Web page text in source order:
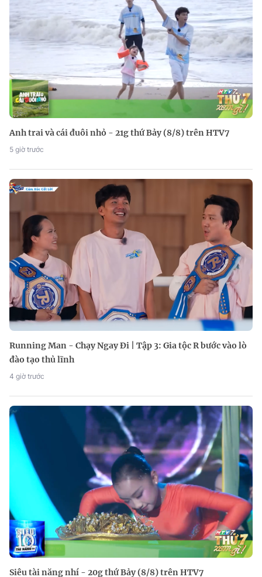
Anh trai và cái đuôi nhỏ - 21g thứ Bảy (8/8) trên HTV7
5 giờ trước
Running Man - Chạy Ngay Đi | Tập 3: Gia tộc R bước vào lò
đào tạo thủ lĩnh
4 giờ trước
Siêu tài năng nhí - 20g thứ Bảy (8/8) trên HTV7